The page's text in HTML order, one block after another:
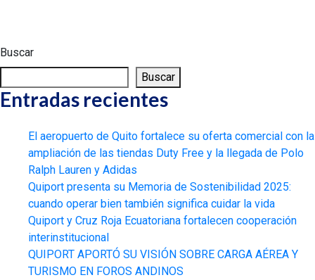
Buscar
Buscar
Entradas recientes
El aeropuerto de Quito fortalece su oferta comercial con la
ampliación de las tiendas Duty Free y la llegada de Polo
Ralph Lauren y Adidas
Quiport presenta su Memoria de Sostenibilidad 2025:
cuando operar bien también significa cuidar la vida
Quiport y Cruz Roja Ecuatoriana fortalecen cooperación
interinstitucional
QUIPORT APORTÓ SU VISIÓN SOBRE CARGA AÉREA Y
TURISMO EN FOROS ANDINOS